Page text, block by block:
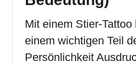
Mit einem Stier-Tattoo
einem wichtigen Teil
Persönlichkeit